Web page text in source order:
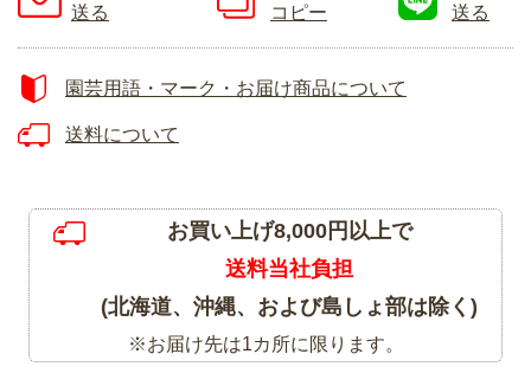
送る
コピー
送る
園芸用語・マーク・お届け商品について
送料について
お買い上げ8,000円以上で
送料当社負担
(北海道、沖縄、および島しょ部は除く)
※お届け先は1カ所に限ります。